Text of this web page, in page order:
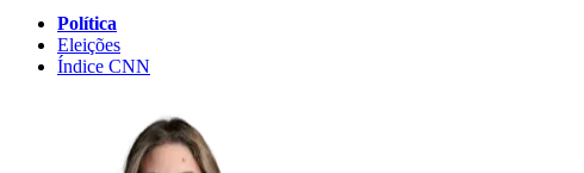
Política
Eleições
Índice CNN